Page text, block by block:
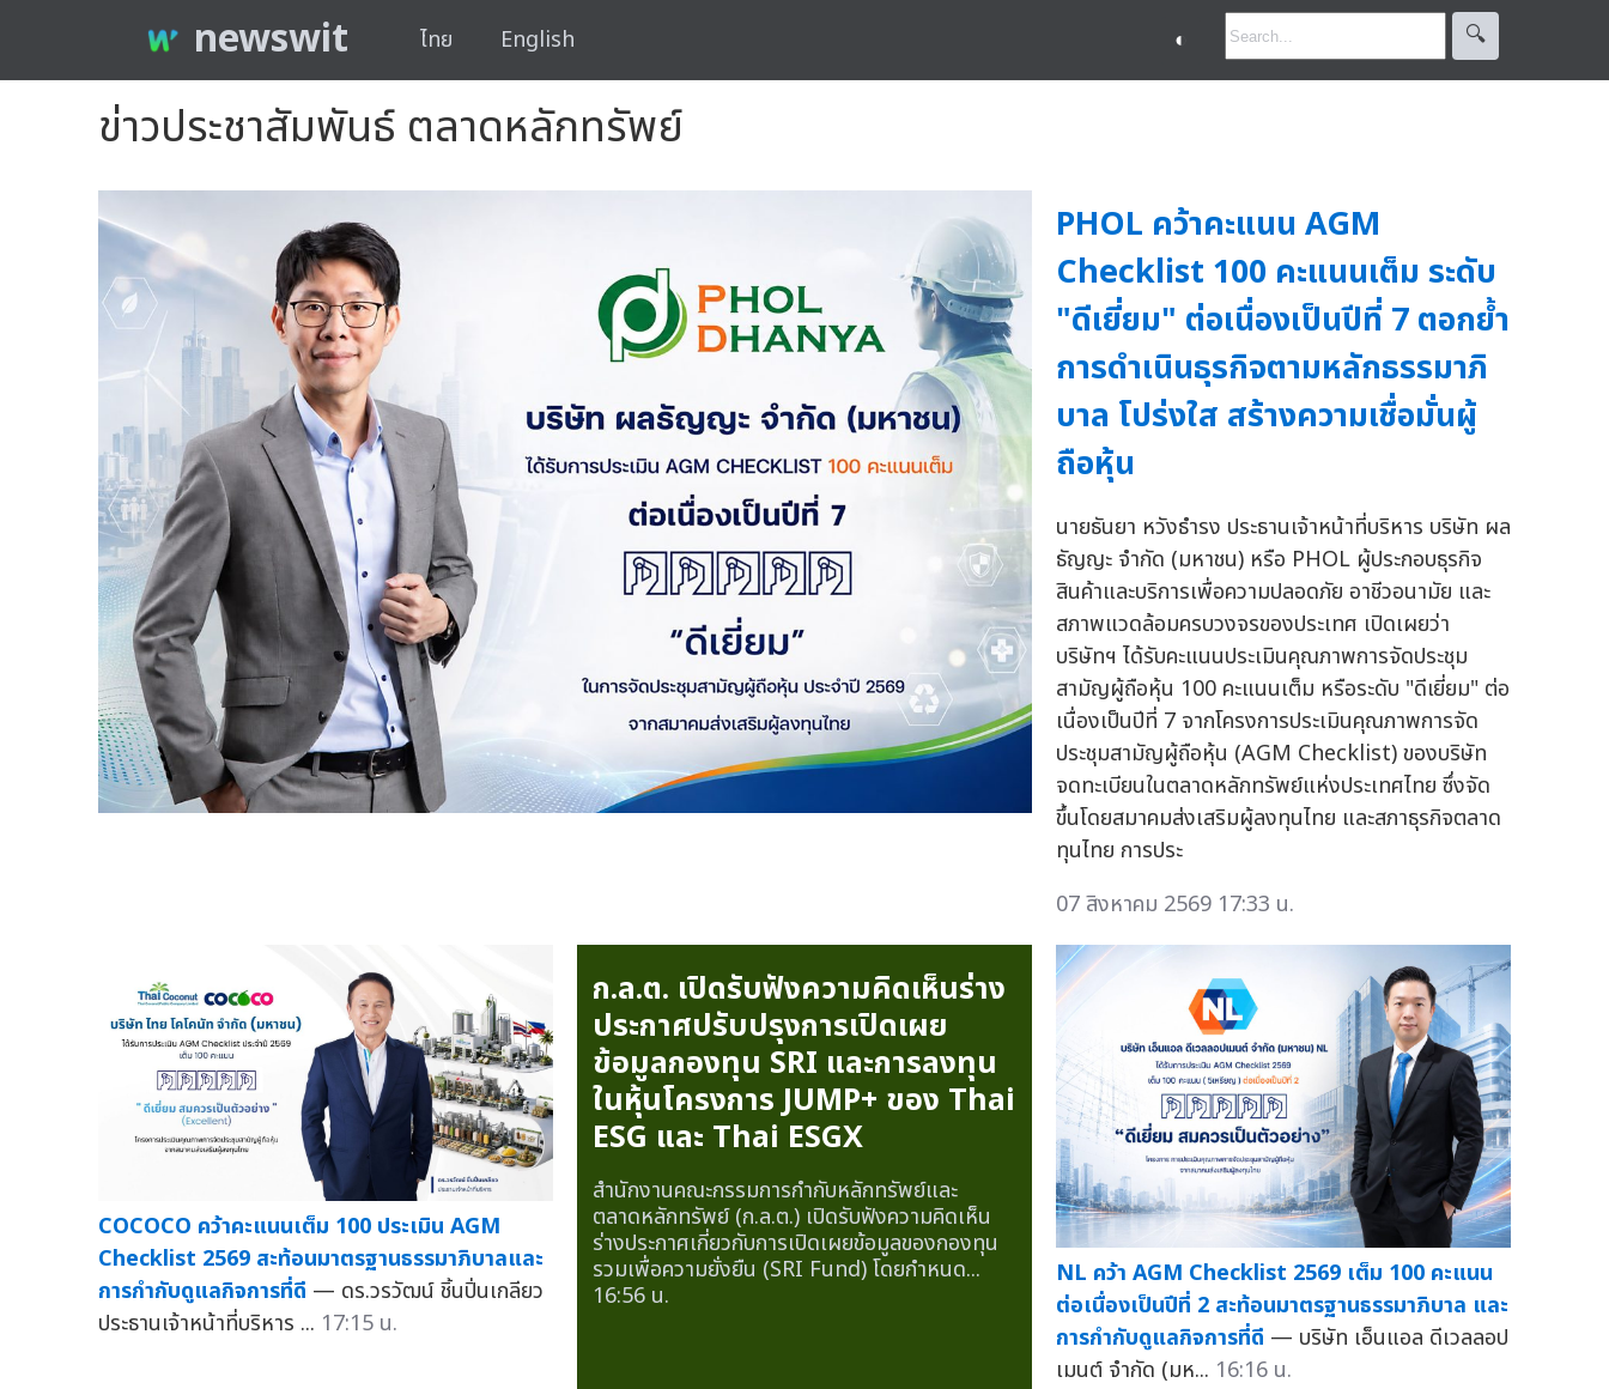
newswit ไทย English ◐ 🔍︎
ข่าวประชาสัมพันธ์ ตลาดหลักทรัพย์
PHOL คว้าคะแนน AGM
Checklist 100 คะแนนเต็ม ระดับ
"ดีเยี่ยม" ต่อเนื่องเป็นปีที่ 7 ตอกย้ำ
การดำเนินธุรกิจตามหลักธรรมาภิ
บาล โปร่งใส สร้างความเชื่อมั่นผู้
ถือหุ้น
นายธันยา หวังธำรง ประธานเจ้าหน้าที่บริหาร บริษัท ผล
ธัญญะ จำกัด (มหาชน) หรือ PHOL ผู้ประกอบธุรกิจ
สินค้าและบริการเพื่อความปลอดภัย อาชีวอนามัย และ
สภาพแวดล้อมครบวงจรของประเทศ เปิดเผยว่า
บริษัทฯ ได้รับคะแนนประเมินคุณภาพการจัดประชุม
สามัญผู้ถือหุ้น 100 คะแนนเต็ม หรือระดับ "ดีเยี่ยม" ต่อ
เนื่องเป็นปีที่ 7 จากโครงการประเมินคุณภาพการจัด
ประชุมสามัญผู้ถือหุ้น (AGM Checklist) ของบริษัท
จดทะเบียนในตลาดหลักทรัพย์แห่งประเทศไทย ซึ่งจัด
ขึ้นโดยสมาคมส่งเสริมผู้ลงทุนไทย และสภาธุรกิจตลาด
ทุนไทย การประ
07 สิงหาคม 2569 17:33 น.
COCOCO คว้าคะแนนเต็ม 100 ประเมิน AGM
Checklist 2569 สะท้อนมาตรฐานธรรมาภิบาลและ
การกำกับดูแลกิจการที่ดี — ดร.วรวัฒน์ ชิ้นปิ่นเกลียว
ประธานเจ้าหน้าที่บริหาร ... 17:15 น.
ก.ล.ต. เปิดรับฟังความคิดเห็นร่าง
ประกาศปรับปรุงการเปิดเผย
ข้อมูลกองทุน SRI และการลงทุน
ในหุ้นโครงการ JUMP+ ของ Thai
ESG และ Thai ESGX
สำนักงานคณะกรรมการกำกับหลักทรัพย์และ
ตลาดหลักทรัพย์ (ก.ล.ต.) เปิดรับฟังความคิดเห็น
ร่างประกาศเกี่ยวกับการเปิดเผยข้อมูลของกองทุน
รวมเพื่อความยั่งยืน (SRI Fund) โดยกำหนด...
16:56 น.
NL คว้า AGM Checklist 2569 เต็ม 100 คะแนน
ต่อเนื่องเป็นปีที่ 2 สะท้อนมาตรฐานธรรมาภิบาล และ
การกำกับดูแลกิจการที่ดี — บริษัท เอ็นแอล ดีเวลลอป
เมนต์ จำกัด (มห... 16:16 น.